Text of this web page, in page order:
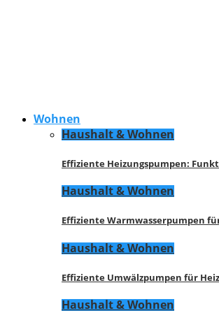
Wohnen
Haushalt & Wohnen
Effiziente Heizungspumpen:
Haushalt & Wohnen
Effiziente Warmwasserpumpen
Haushalt & Wohnen
Effiziente Umwälzpumpen für
Haushalt & Wohnen